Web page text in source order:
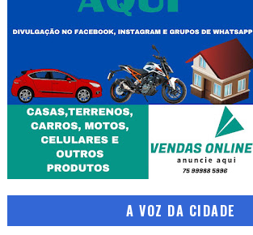
A VOZ DA CIDADE